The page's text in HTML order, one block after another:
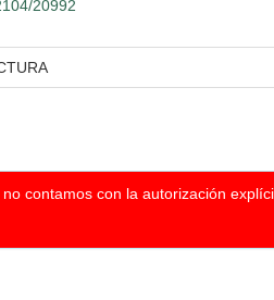
20992
contamos con la autorización